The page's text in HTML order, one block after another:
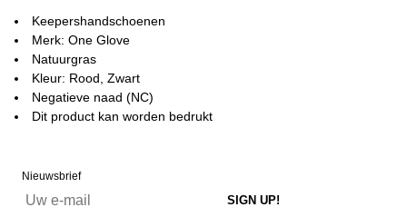
Keepershandschoenen
Merk: One Glove
Natuurgras
Kleur: Rood, Zwart
Negatieve naad (NC)
Dit product kan worden bedrukt
Nieuwsbrief